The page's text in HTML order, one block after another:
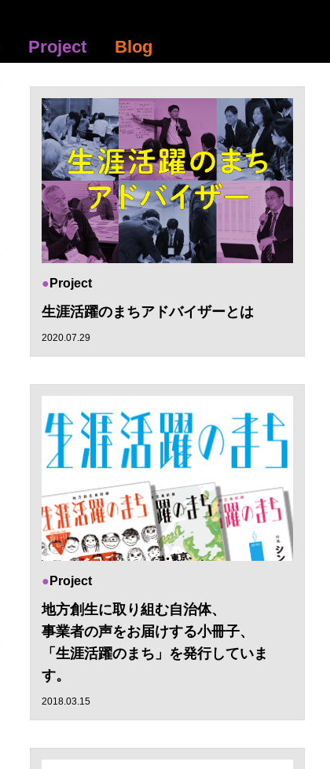
Project Blog
Project
生涯活躍のまちアドバイザーとは
2020.07.29
Project
地方創生に取り組む自治体、
事業者の声をお届けする小冊子、
「生涯活躍のまち」を発行していま
す。
2018.03.15